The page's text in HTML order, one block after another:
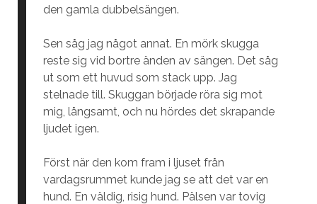
den gamla dubbelsängen.
Sen såg jag något annat. En mörk skugga
reste sig vid bortre änden av sängen. Det såg
ut som ett huvud som stack upp. Jag
stelnade till. Skuggan började röra sig mot
mig, långsamt, och nu hördes det skrapande
ljudet igen.
Först när den kom fram i ljuset från
vardagsrummet kunde jag se att det var en
hund. En väldig, risig hund. Pälsen var tovig